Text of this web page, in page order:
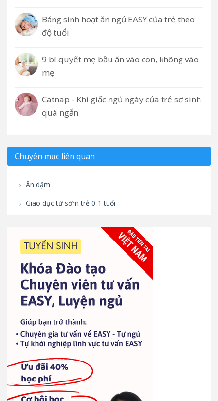
Bảng sinh hoạt ăn ngủ EASY của trẻ theo
độ tuổi
9 bí quyết mẹ bầu ăn vào con, không vào
mẹ
Catnap - Khi giấc ngủ ngày của trẻ sơ sinh
quá ngắn
Chuyên mục liên quan
Ăn dặm
Giáo dục từ sớm trẻ 0-1 tuổi